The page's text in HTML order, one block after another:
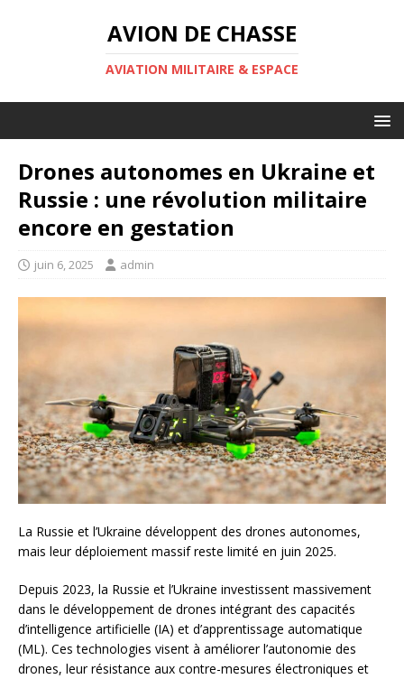
AVION DE CHASSE
AVIATION MILITAIRE & ESPACE
Drones autonomes en Ukraine et
Russie : une révolution militaire
encore en gestation
juin 6, 2025 admin
La Russie et l’Ukraine développent des drones autonomes,
mais leur déploiement massif reste limité en juin 2025.
Depuis 2023, la Russie et l’Ukraine investissent massivement
dans le développement de drones intégrant des capacités
d’intelligence artificielle (IA) et d’apprentissage automatique
(ML). Ces technologies visent à améliorer l’autonomie des
drones, leur résistance aux contre-mesures électroniques et